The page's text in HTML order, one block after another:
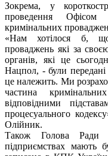
Зокрема, у
проведення Офісом
кримінальних
«Нам хотілося б,
проваджень які за
органів, які це
Нацпол, - були
це належить. Ми
частина
відповідними
процесуального
Олійник.
Також Голова
підприємствах мають